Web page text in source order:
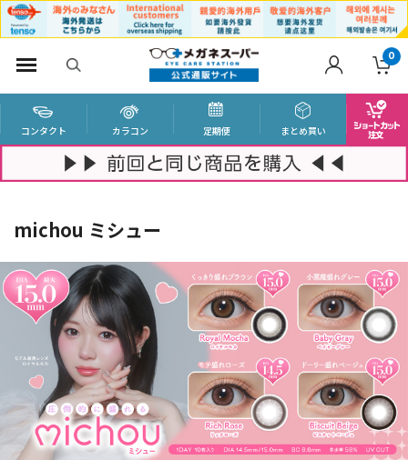
0
コンタクト カラコン 定期便 まとめ買い
michou ミシュー